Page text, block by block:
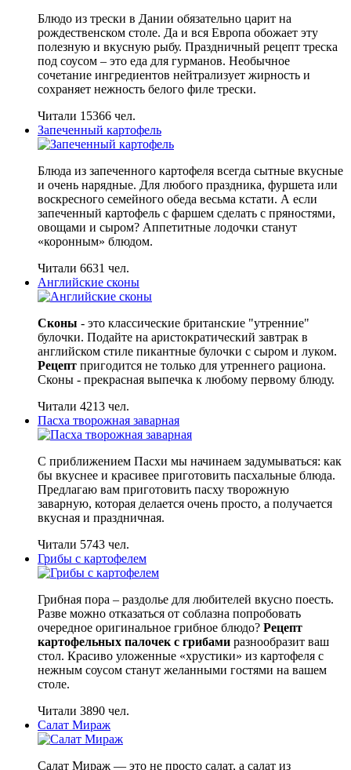
Блюдо из трески в Дании обязательно царит на
рождественском столе. Да и вся Европа обожает эту
полезную и вкусную рыбу. Праздничный рецепт треска
под соусом – это еда для гурманов. Необычное
сочетание ингредиентов нейтрализует жирность и
сохраняет нежность белого филе трески.
Читали 15366 чел.
Запеченный картофель
Блюда из запеченного картофеля всегда сытные вкусные
и очень нарядные. Для любого праздника, фуршета или
воскресного семейного обеда весьма кстати. А если
запеченный картофель с фаршем сделать с пряностями,
овощами и сыром? Аппетитные лодочки станут
«коронным» блюдом.
Читали 6631 чел.
Английские сконы
Сконы - это классические британские "утренние"
булочки. Подайте на аристократический завтрак в
английском стиле пикантные булочки с сыром и луком.
Рецепт пригодится не только для утреннего рациона.
Сконы - прекрасная выпечка к любому первому блюду.
Читали 4213 чел.
Пасха творожная заварная
С приближением Пасхи мы начинаем задумываться: как
бы вкуснее и красивее приготовить пасхальные блюда.
Предлагаю вам приготовить пасху творожную
заварную, которая делается очень просто, а получается
вкусная и праздничная.
Читали 5743 чел.
Грибы с картофелем
Грибная пора – раздолье для любителей вкусно поесть.
Разве можно отказаться от соблазна попробовать
очередное оригинальное грибное блюдо? Рецепт
картофельных палочек с грибами разнообразит ваш
стол. Красиво уложенные «хрустики» из картофеля с
нежным соусом станут желанными гостями на вашем
столе.
Читали 3890 чел.
Салат Мираж
Салат Мираж — это не просто салат, а салат из